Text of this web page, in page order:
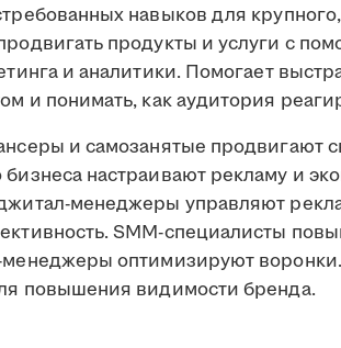
навыков для
продукты и услуги с
и аналитики. Помогает
и понимать, как аудитория
и самозанятые продвигают
настраивают рекламу и
менеджеры управляют
SMM-специалисты
оптимизируют
повышения видимости бренда.